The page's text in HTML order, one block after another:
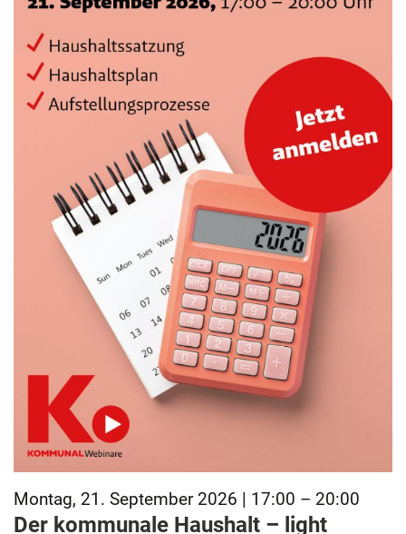
Montag, 21. September 2026 | 17:00 – 20:00
Der kommunale Haushalt – light